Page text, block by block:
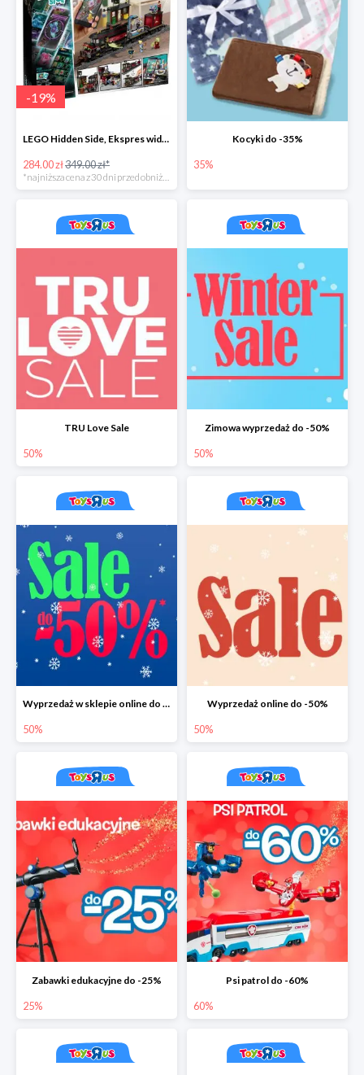
-19%
LEGO Hidden Side, Ekspres widmo
284.00 zł349.00 zł*
*najniższa cena z 30 dni przed obniżką
Kocyki do -35%
35%
TRU Love Sale
50%
Zimowa wyprzedaż do -50%
50%
Wyprzedaż w sklepie online do -50%
50%
Wyprzedaż online do -50%
50%
Zabawki edukacyjne do -25%
25%
Psi patrol do -60%
60%